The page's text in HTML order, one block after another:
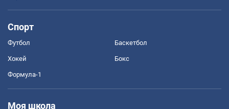
Спорт
Футбол Баскетбол
Хокей Бокс
Формула-1
Моя школа